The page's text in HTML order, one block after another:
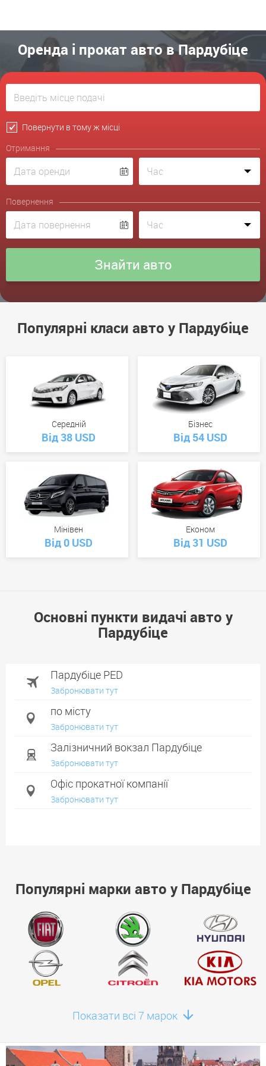
Оренда і прокат авто в Пардубіце
Повернути в тому ж місці
Отримання
Повернення
Популярні класи авто у Пардубіце
Середній
Від 38 USD
Бізнес
Від 54 USD
Мінівен
Від 0 USD
Економ
Від 31 USD
Основні пункти видачі авто у
Пардубіце
Пардубіце PED
Забронювати тут
по місту
Забронювати тут
Залізничний вокзал Пардубіце
Забронювати тут
Офіс прокатної компанії
Забронювати тут
Популярні марки авто у Пардубіце
Показати всі 7 марок